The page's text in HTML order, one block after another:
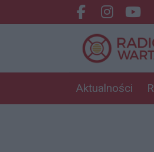
Aktualności